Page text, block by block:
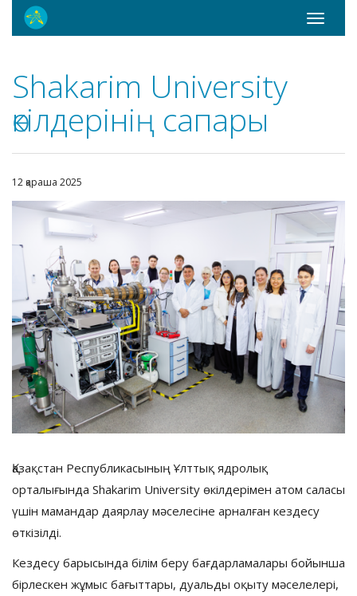
Toggle
Shakarim University
өкілдерінің сапары
12 қараша 2025
Қазақстан Республикасының Ұлттық ядролық
орталығында Shakarim University өкілдерімен атом саласы
үшін мамандар даярлау мәселесіне арналған кездесу
өткізілді.
Кездесу барысында білім беру бағдарламалары бойынша
бірлескен жұмыс бағыттары, дуальды оқыту мәселелері,